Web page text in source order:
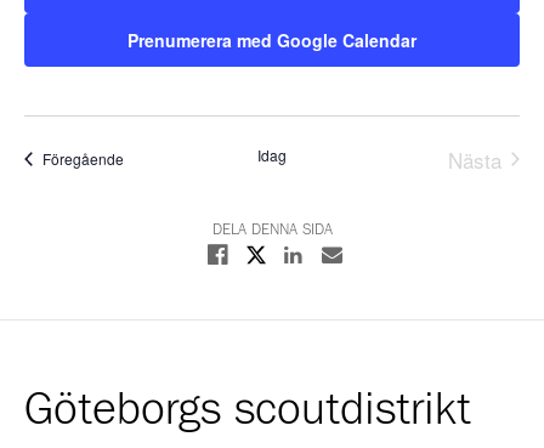
Prenumerera med Google Calendar
Föregående Idag
Nästa
DELA DENNA SIDA
Dela på Facebook
Dela på XDela på Linkedin
Dela med E-post
Göteborgs scoutdistrikt